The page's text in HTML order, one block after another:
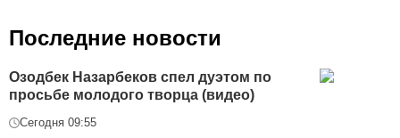
Последние новости
Озодбек Назарбеков спел дуэтом по
просьбе молодого творца (видео)
Сегодня 09:55